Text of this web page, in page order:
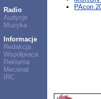
Radio
Audycje
Muzyka
Informacje
Redakcja
Współpraca
Reklama
Mecenat
IRC
PAcon